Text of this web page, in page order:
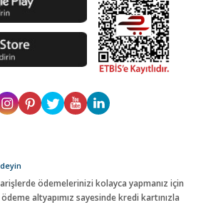
ödemelerinizi kolayca yapmanız için
altyapımız sayesinde kredi kartınızla